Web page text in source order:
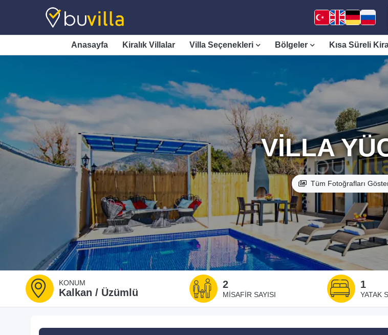
Anasayfa Kiralık Villalar Villa Seçenekleri Bölgeler Kısa Süreli
VILLA
Tüm Fotoğrafları
KONUM
Kalkan / Üzümlü
2
MISAFIR SAYISI
1
YATAK